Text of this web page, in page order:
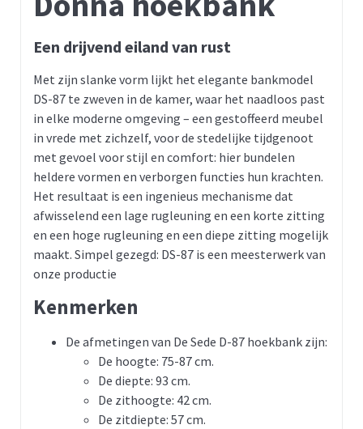
Een drijvend eiland van rust
Met zijn slanke vorm lijkt het elegante bankmodel
DS-87 te zweven in de kamer, waar het naadloos past
in elke moderne omgeving – een gestoffeerd meubel
in vrede met zichzelf, voor de stedelijke tijdgenoot
met gevoel voor stijl en comfort: hier bundelen
heldere vormen en verborgen functies hun krachten.
Het resultaat is een ingenieus mechanisme dat
afwisselend een lage rugleuning en een korte zitting
en een hoge rugleuning en een diepe zitting mogelijk
maakt. Simpel gezegd: DS-87 is een meesterwerk van
onze productie
Kenmerken
De afmetingen van De Sede D-87 hoekbank zijn:
De hoogte: 75-87 cm.
De diepte: 93 cm.
De zithoogte: 42 cm.
De zitdiepte: 57 cm.